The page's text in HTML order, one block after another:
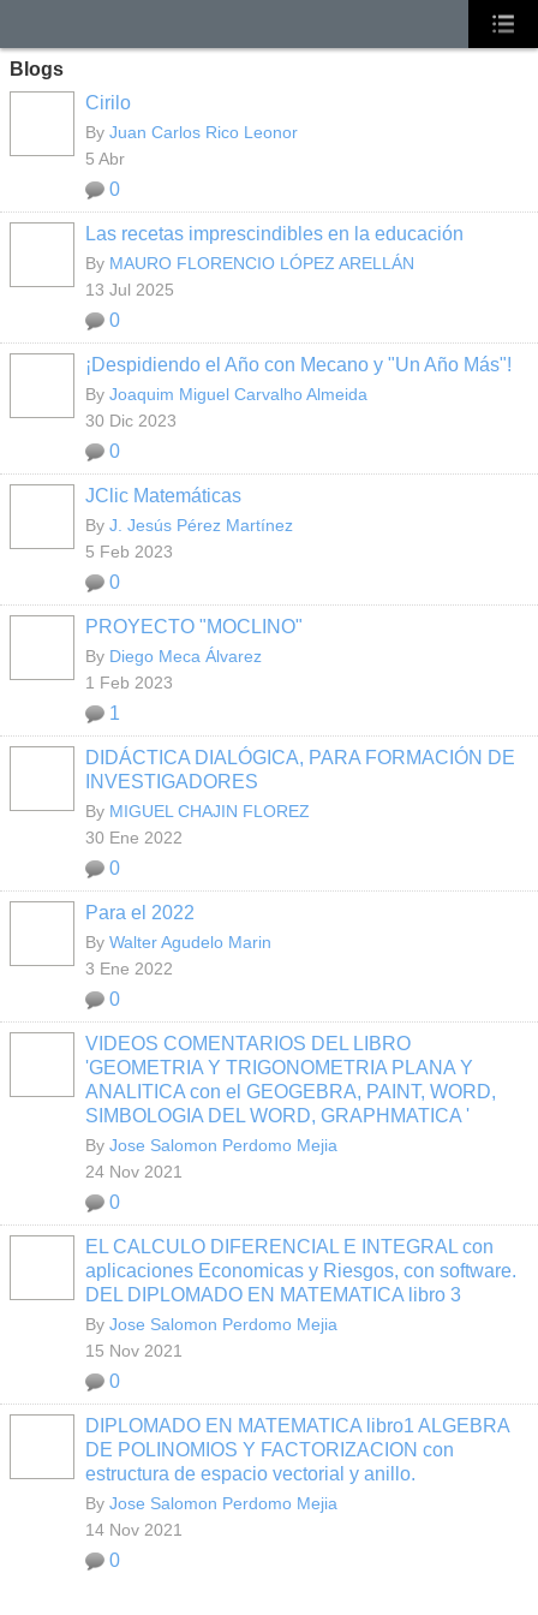
Blogs
Cirilo
By Juan Carlos Rico Leonor
5 Abr
0
Las recetas imprescindibles en la educación
By MAURO FLORENCIO LÓPEZ ARELLÁN
13 Jul 2025
0
¡Despidiendo el Año con Mecano y "Un Año Más"!
By Joaquim Miguel Carvalho Almeida
30 Dic 2023
0
JClic Matemáticas
By J. Jesús Pérez Martínez
5 Feb 2023
0
PROYECTO "MOCLINO"
By Diego Meca Álvarez
1 Feb 2023
1
DIDÁCTICA DIALÓGICA, PARA FORMACIÓN DE
INVESTIGADORES
By MIGUEL CHAJIN FLOREZ
30 Ene 2022
0
Para el 2022
By Walter Agudelo Marin
3 Ene 2022
0
VIDEOS COMENTARIOS DEL LIBRO
'GEOMETRIA Y TRIGONOMETRIA PLANA Y
ANALITICA con el GEOGEBRA, PAINT, WORD,
SIMBOLOGIA DEL WORD, GRAPHMATICA '
By Jose Salomon Perdomo Mejia
24 Nov 2021
0
EL CALCULO DIFERENCIAL E INTEGRAL con
aplicaciones Economicas y Riesgos, con software.
DEL DIPLOMADO EN MATEMATICA libro 3
By Jose Salomon Perdomo Mejia
15 Nov 2021
0
DIPLOMADO EN MATEMATICA libro1 ALGEBRA
DE POLINOMIOS Y FACTORIZACION con
estructura de espacio vectorial y anillo.
By Jose Salomon Perdomo Mejia
14 Nov 2021
0